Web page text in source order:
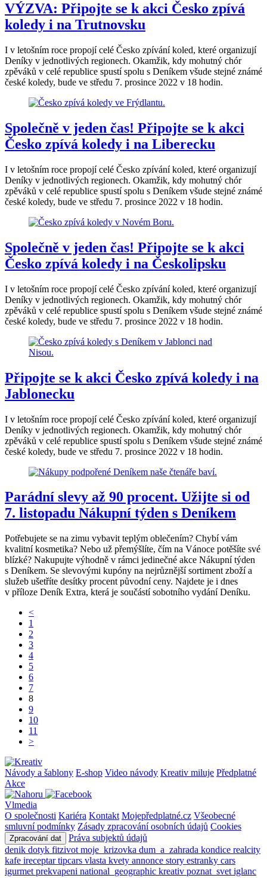
VÝZVA: Připojte se k akci Česko zpívá
koledy i na Trutnovsku
I v letošním roce propojí celé Česko zpívání koled, které organizují
Deníky v jednotlivých regionech. Okamžik, kdy mohutný chór
zpěváků v celé republice spustí spolu s Deníkem všude stejné známé
české koledy, bude ve středu 7. prosince 2022 v 18 hodin.
Společně v jeden čas! Připojte se k akci
Česko zpívá koledy i na Liberecku
I v letošním roce propojí celé Česko zpívání koled, které organizují
Deníky v jednotlivých regionech. Okamžik, kdy mohutný chór
zpěváků v celé republice spustí spolu s Deníkem všude stejné známé
české koledy, bude ve středu 7. prosince 2022 v 18 hodin.
Společně v jeden čas! Připojte se k akci
Česko zpívá koledy i na Českolipsku
I v letošním roce propojí celé Česko zpívání koled, které organizují
Deníky v jednotlivých regionech. Okamžik, kdy mohutný chór
zpěváků v celé republice spustí spolu s Deníkem všude stejné známé
české koledy, bude ve středu 7. prosince 2022 v 18 hodin.
Připojte se k akci Česko zpívá koledy i na
Jablonecku
I v letošním roce propojí celé Česko zpívání koled, které organizují
Deníky v jednotlivých regionech. Okamžik, kdy mohutný chór
zpěváků v celé republice spustí spolu s Deníkem všude stejné známé
české koledy, bude ve středu 7. prosince 2022 v 18 hodin.
Parádní slevy až 90 procent. Užijte si od
7. listopadu Nákupní týden s Deníkem
Potřebujete se na zimu vybavit teplým oblečením? Chybí vám
kvalitní kosmetika? Nebo už přemýšlíte, čím na Vánoce potěšíte své
blízké? Nakupujte výhodně v rámci jedinečné akce Nákupní týden
s Deníkem. Se slevovými kupóny na nejrůznější sortiment zboží a
služeb ušetříte desítky procent původní ceny. Najdete je i dnes
v příloze Deník Extra, která je součástí sobotního vydání Deníku.
<
1
2
3
4
5
6
7
8
9
10
11
>
Návody a šablony E-shop Video návody Kreativ miluje Předplatné
Akce
Vlmedia
O společnosti Kariéra Kontakt Mojepředplatné.cz Všeobecné
smluvní podmínky Zásady zpracování osobních údajů Cookies
Zpracování dat
Práva subjektů údajů
denik dotyk fitzivot moje_krizovka dum_a_zahrada kondice realcity
kafe ireceptartipcars vlasta kvety annonce story estranky cars
igurmet prekvapeni national_geographic kreativ poznat_svet iglanc